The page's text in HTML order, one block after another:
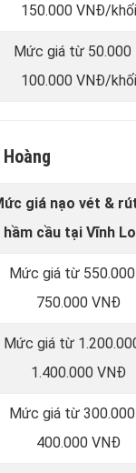
150.000 VNĐ/khối
Mức giá từ 50.000
100.000 VNĐ/khối
giá nạo vét &
hầm cầu tại Vĩnh
Mức giá từ
750.000 VNĐ
Mức giá từ
1.400.000 VNĐ
Mức giá từ
400.000 VNĐ